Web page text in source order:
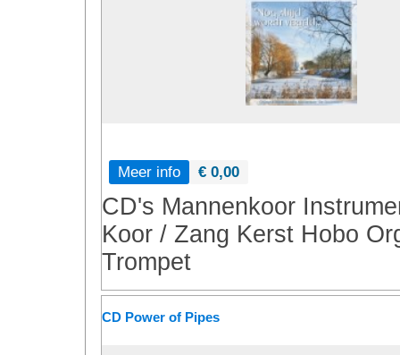
Meer info € 0,00
CD's Mannenkoor
Koor / Zang Kerst Hobo
Trompet
CD Power of Pipes